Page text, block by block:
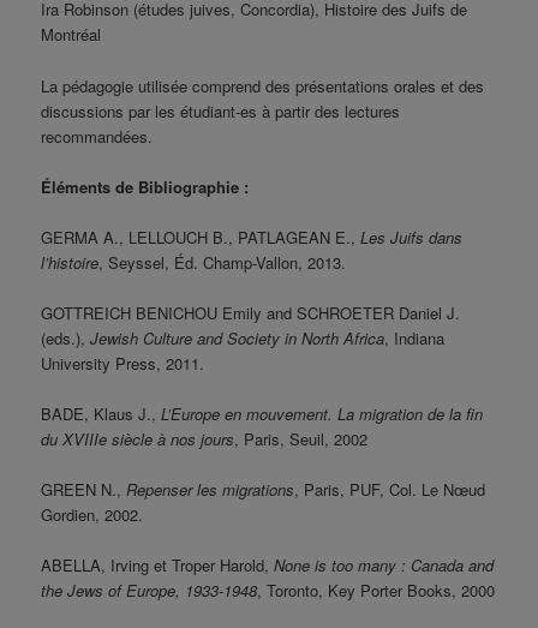
Ira Robinson (études juives, Concordia), Histoire des Juifs de
Montréal
La pédagogie utilisée comprend des présentations orales et des
discussions par les étudiant-es à partir des lectures
recommandées.
Éléments de Bibliographie :
GERMA A., LELLOUCH B., PATLAGEAN E.,Les Juifs dans
l’histoire, Seyssel, Éd. Champ-Vallon, 2013.
GOTTREICH BENICHOU Emily and SCHROETER Daniel J.
(eds.),Jewish Culture and Society in North Africa, Indiana
University Press, 2011.
BADE, Klaus J.,L’Europe en mouvement. La migration de la fin
du XVIIIe siècle à nos jours, Paris, Seuil, 2002
GREEN N.,Repenser les migrations, Paris, PUF, Col. Le Nœud
Gordien, 2002.
ABELLA, Irving et Troper Harold,None is too many : Canada and
the Jews of Europe, 1933-1948, Toronto, Key Porter Books, 2000